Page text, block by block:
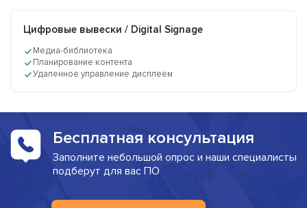
Цифровые вывески / Digital Signage
Медиа-библиотека
Планирование контента
Удаленное управление дисплеем
Бесплатная консультация
Заполните небольшой опрос и наши специалисты
подберут для вас ПО